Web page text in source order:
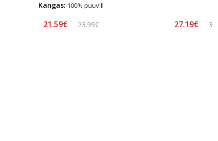
Kangas: 100% puuvill
21.59€ 23.99€ 27.19€